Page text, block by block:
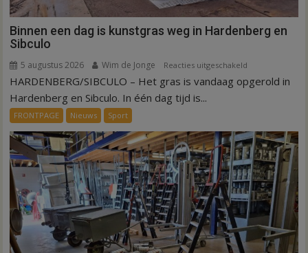
Binnen een dag is kunstgras weg in Hardenberg en
Sibculo
5 augustus 2026 Wim de Jonge Reacties uitgeschakeld
Binnen
kunstgras
weg
in
Hardenberg
en
Sibculo
HARDENBERG/SIBCULO – Het gras is vandaag opgerold in
Hardenberg en Sibculo. In één dag tijd is...
FRONTPAGE Nieuws Sport